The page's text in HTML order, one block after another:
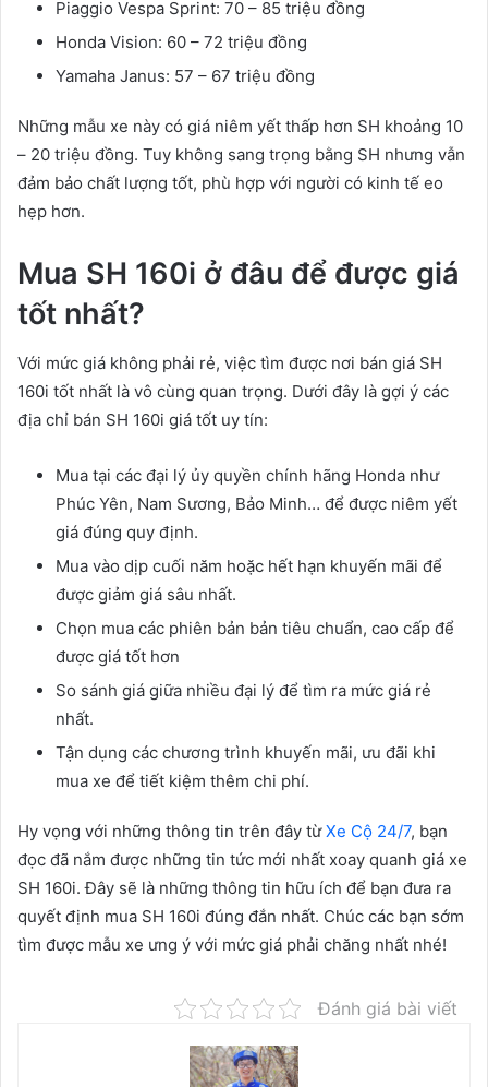
Piaggio Vespa Sprint: 70 – 85 triệu đồng
Honda Vision: 60 – 72 triệu đồng
Yamaha Janus: 57 – 67 triệu đồng
Những mẫu xe này có giá niêm yết thấp hơn SH khoảng 10
– 20 triệu đồng. Tuy không sang trọng bằng SH nhưng vẫn
đảm bảo chất lượng tốt, phù hợp với người có kinh tế eo
hẹp hơn.
Mua SH 160i ở đâu để được giá
tốt nhất?
Với mức giá không phải rẻ, việc tìm được nơi bán giá SH
160i tốt nhất là vô cùng quan trọng. Dưới đây là gợi ý các
địa chỉ bán SH 160i giá tốt uy tín:
Mua tại các đại lý ủy quyền chính hãng Honda như
Phúc Yên, Nam Sương, Bảo Minh… để được niêm yết
giá đúng quy định.
Mua vào dịp cuối năm hoặc hết hạn khuyến mãi để
được giảm giá sâu nhất.
Chọn mua các phiên bản bản tiêu chuẩn, cao cấp để
được giá tốt hơn
So sánh giá giữa nhiều đại lý để tìm ra mức giá rẻ
nhất.
Tận dụng các chương trình khuyến mãi, ưu đãi khi
mua xe để tiết kiệm thêm chi phí.
Hy vọng với những thông tin trên đây từXe Cộ 24/7, bạn
đọc đã nắm được những tin tức mới nhất xoay quanh giá xe
SH 160i. Đây sẽ là những thông tin hữu ích để bạn đưa ra
quyết định mua SH 160i đúng đắn nhất. Chúc các bạn sớm
tìm được mẫu xe ưng ý với mức giá phải chăng nhất nhé!
Đánh giá bài viết